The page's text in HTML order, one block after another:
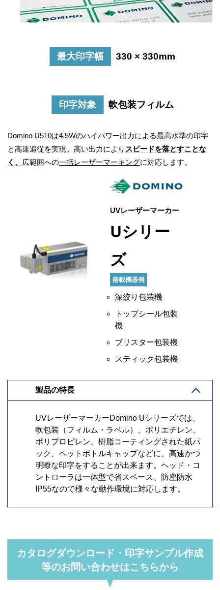
最大印字幅 330 × 330mm
印字対象 軟包装フィルム
Domino U510は4.5Wのハイパワー出力による最高水準の印字
と高速追従を実現。高い出力により スピードを落とすことな
く、 広範囲への一括レーザーマーキングに対応します。
UVレーザーマーカー
Uシリー
ズ
搭載機器例
深絞り包装機
トップシール包装
機
ブリスター包装機
スティック包装機
製品の特長
UVレーザーマーカーDomino Uシリーズでは、
軟包装（フィルム・ラベル）、ポリエチレン、
ポリプロピレン、樹脂コーティングされた紙パ
ック、ペットボトルキャップなどに、高速かつ
明瞭な印字をすることが出来ます。ヘッド・コ
ントローラは一体型で省スペース、防塵防水
IP55なので様々な動作環境に対応します。
カタログダウンロード・印字サンプル作成
等のお問い合わせはこちらから